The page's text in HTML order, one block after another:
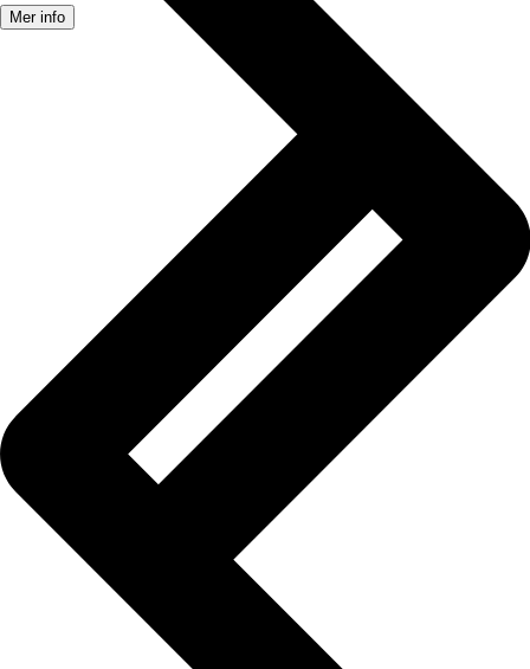
Mer info